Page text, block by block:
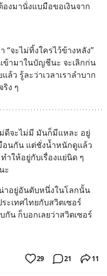
งมานั่งแบมือขอเงินจาก
จะไม่ทิ้งใครไว้ข้างหลัง”
ข้ามาในบัญชีนะ จะเลิกก่น
ล้ว รู้ละว่าเวลาเราลำบาก
ง ๆ
ดีจะไม่มี มันก็มีแหละ อยู่
อนกัน แต่ชั่งน้ำหนักดูแล้ว
ำให้อยู่กับเรื่องแย่นิด ๆ
ะ
าอยู่อันดับหนึ่งในโลกนั้น
ะเทศไทยกับสวิตเซอร์
น ก็บอกเลยว่าสวิตเซอร์
29 21 11